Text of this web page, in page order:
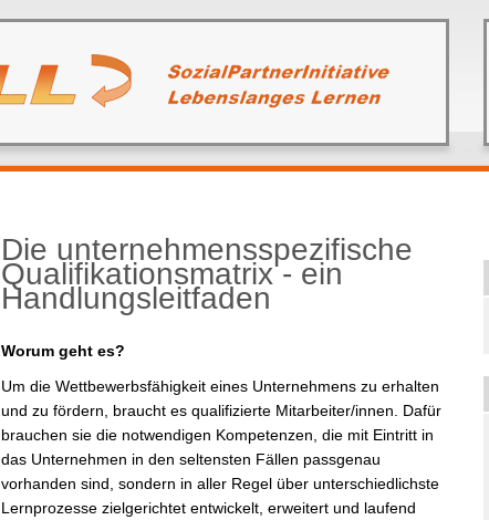
Die unternehmensspezifische
Qualifikationsmatrix - ein
Handlungsleitfaden
Worum geht es?
Um die Wettbewerbsfähigkeit eines Unternehmens zu erhalten
und zu fördern, braucht es qualifizierte Mitarbeiter/innen. Dafür
brauchen sie die notwendigen Kompetenzen, die mit Eintritt in
das Unternehmen in den seltensten Fällen passgenau
vorhanden sind, sondern in aller Regel über unterschiedlichste
Lernprozesse zielgerichtet entwickelt, erweitert und laufend